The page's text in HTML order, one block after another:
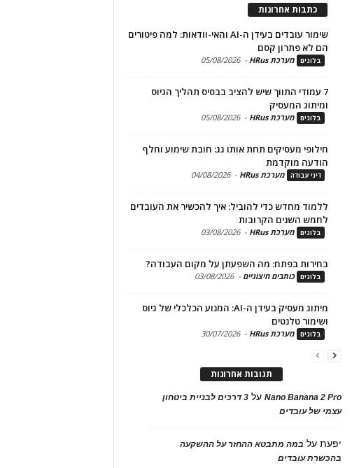
כתבות אחרונות
שימור עובדים בעידן ה-AI והאי-וודאות: למה פיטורים
הם לא פתרון קסם
בלוגים מערכת HRus -
05/08/2026
7 עמודי התווך שיש להציב בבסיס תהליך הגיוס
ומיתוג המעסיק
בלוגים מערכת HRus -
05/08/2026
חילופי מעסיקים תחת אותו גג: חובת שימוע וחלף
הודעה מוקדמת
דיני עבודה מערכת HRus -
04/08/2026
ללמוד מחדש כדי להוביל: איך להכשיר את העובדים
לחמש השנים הקרובות
בלוגים מערכת HRus -
03/08/2026
בחירות בפתח: מה השפעתן על מקום העבודה?
בלוגים כותבים חיצוניים -
03/08/2026
מיתוג מעסיק בעידן ה-AI: המנוע הכלכלי של גיוס
ושימור טלנטים
בלוגים מערכת HRus -
30/07/2026
תגובות אחרונות
Nano Banana 2 Proעל 3 דרכים לבניית ביטחון
עצמי של עובדים
יפעתעל במה מתבטא ההחזר על ההשקעה
בהכשרת עובדים